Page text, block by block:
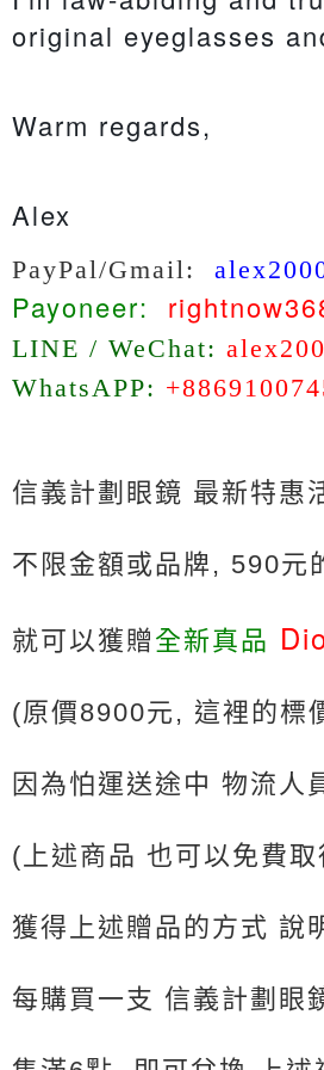
original eyeglasses
Warm regards,
Alex
PayPal/Gmail:
Payoneer:
LINE / WeChat:
WhatsAPP:
信義計劃眼鏡 最新特惠
不限金額或品牌, 590元
就可以獲贈 全新真品
(原價8900元, 這裡的標
因為怕運送途中 物流人
(上述商品 也可以免費取
獲得上述贈品的方式 說
每購買一支 信義計劃眼